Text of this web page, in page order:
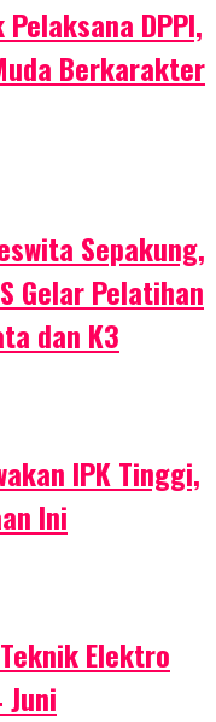
DPPI,
Berkarakter
Sepakung,
Gelar Pelatihan
dan K3
IPK Tinggi,
Ini
Elektro